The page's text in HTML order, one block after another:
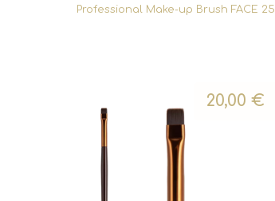
Professional Make-up Brush FACE 25
20,00€